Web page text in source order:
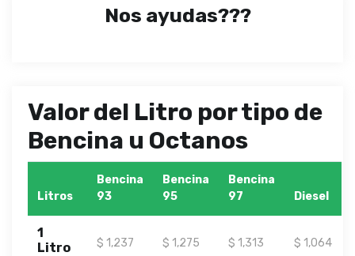
Nos ayudas???
Valor del Litro por tipo de
Bencina u Octanos
Litros
Bencina
93
Bencina
95
Bencina
97
Diesel
1
Litro
$ 1,237 $ 1,275 $ 1,313 $ 1,064